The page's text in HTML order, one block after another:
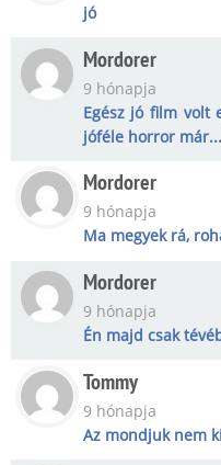
jó
Mordorer
9 hónapja
Egész jó film volt
jóféle horror már...
Mordorer
9 hónapja
Ma megyek rá,
Mordorer
9 hónapja
Én majd csak
Tommy
9 hónapja
Az mondjuk nem